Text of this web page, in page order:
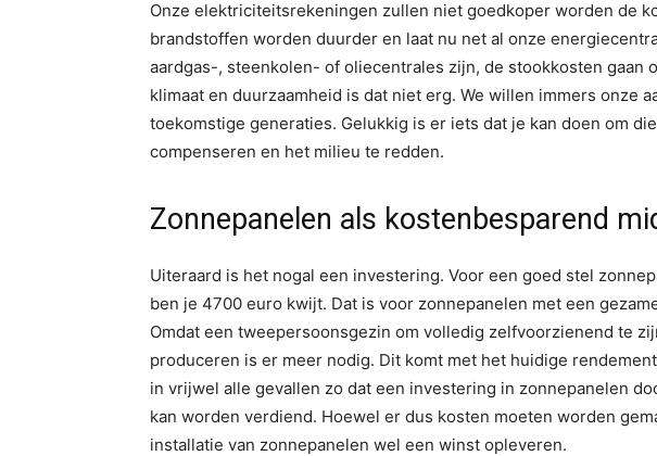
Onze elektriciteitsrekeningen zullen niet goedkoper worden de
brandstoffen worden duurder en laat nu net al onze
aardgas-, steenkolen- of oliecentrales zijn, de stookkosten gaan
klimaat en duurzaamheid is dat niet erg. We willen immers onze
toekomstige generaties. Gelukkig is er iets dat je kan doen om
compenseren en het milieu te redden.
Zonnepanelen als kostenbesparend
Uiteraard is het nogal een investering. Voor een goed stel
ben je 4700 euro kwijt. Dat is voor zonnepanelen met een
Omdat een tweepersoonsgezin om volledig zelfvoorzienend te
produceren is er meer nodig. Dit komt met het huidige
in vrijwel alle gevallen zo dat een investering in zonnepanelen
kan worden verdiend. Hoewel er dus kosten moeten worden
installatie van zonnepanelen wel een winst opleveren.